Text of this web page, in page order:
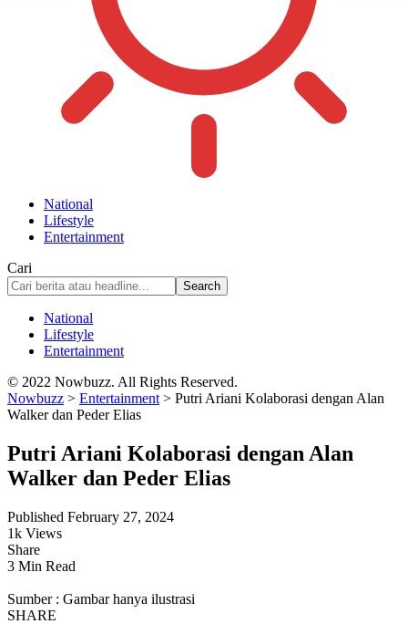
National
Lifestyle
Entertainment
Cari
National
Lifestyle
Entertainment
© 2022 Nowbuzz. All Rights Reserved.
Nowbuzz > Entertainment > Putri Ariani Kolaborasi dengan Alan
Walker dan Peder Elias
Putri Ariani Kolaborasi dengan Alan
Walker dan Peder Elias
Published February 27, 2024
1k Views
Share
3 Min Read
Sumber : Gambar hanya ilustrasi
SHARE